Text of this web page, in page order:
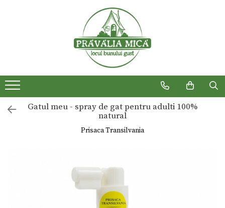
Gatul meu - spray de gat pentru adulti 100%
natural
Prisaca Transilvania